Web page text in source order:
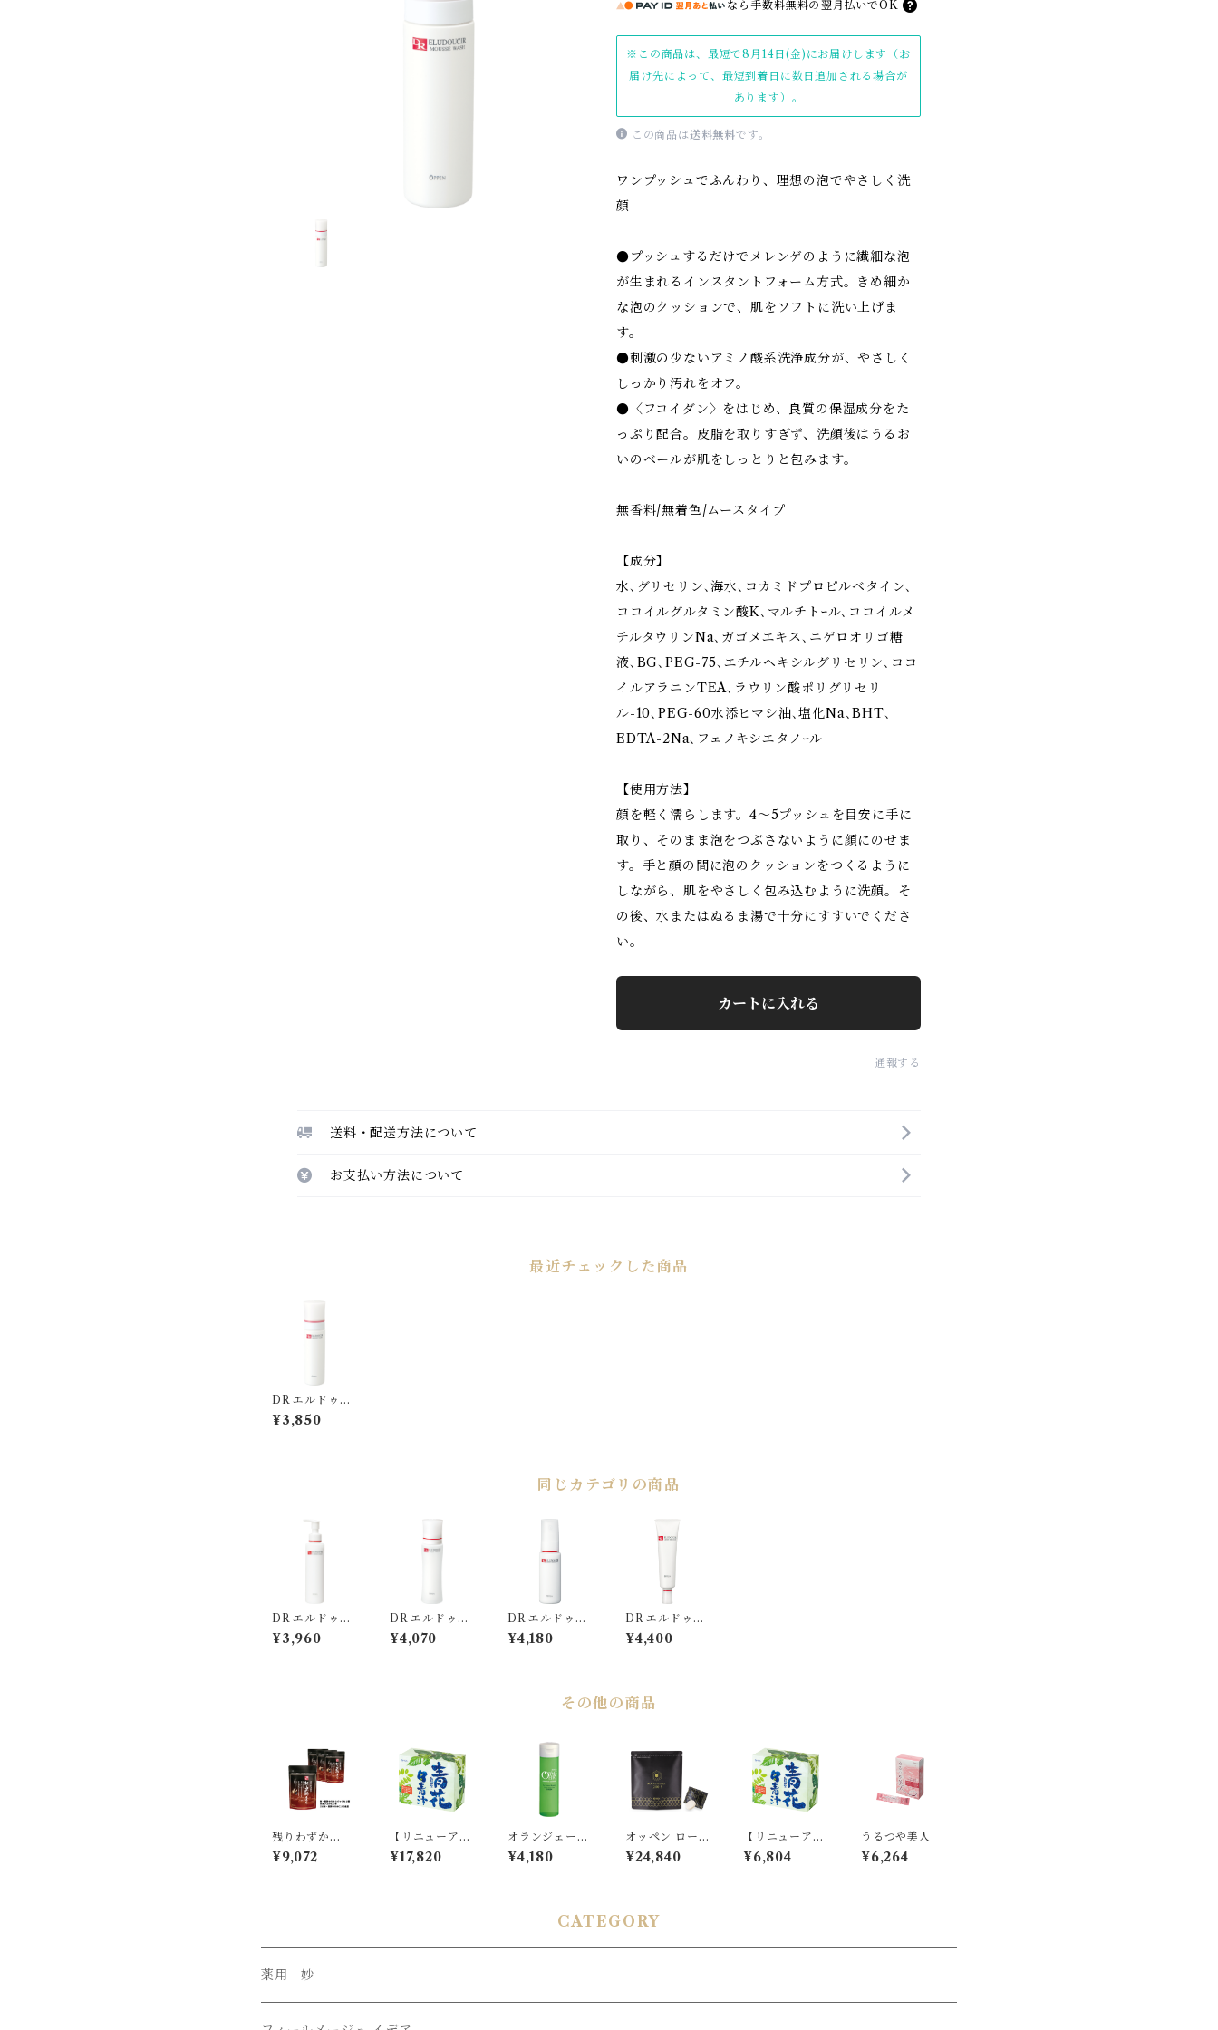
なら 手数料無料の 翌月払いでOK
※この商品は、最短で8月14日(金)にお届けします（お
届け先によって、最短到着日に数日追加される場合が
あります）。
この商品は送料無料です。
ワンプッシュでふんわり、理想の泡でやさしく洗
顔
●プッシュするだけでメレンゲのように繊細な泡
が生まれるインスタントフォーム方式。きめ細か
な泡のクッションで、肌をソフトに洗い上げま
す。
●刺激の少ないアミノ酸系洗浄成分が、やさしく
しっかり汚れをオフ。
●〈フコイダン〉をはじめ、良質の保湿成分をた
っぷり配合。皮脂を取りすぎず、洗顔後はうるお
いのベールが肌をしっとりと包みます。
無香料/無着色/ムースタイプ
【成分】
水､グリセリン､海水､コカミドプロピルベタイン､
ココイルグルタミン酸K､マルチトｰル､ココイルメ
チルタウリンNa､ガゴメエキス､ニゲロオリゴ糖
液､BG､PEG-75､エチルヘキシルグリセリン､ココ
イルアラニンTEA､ラウリン酸ポリグリセリ
ル-10､PEG-60水添ヒマシ油､塩化Na､BHT､
EDTA-2Na､フェノキシエタノｰル
【使用方法】
顔を軽く濡らします。4～5プッシュを目安に手に
取り、そのまま泡をつぶさないように顔にのせま
す。手と顔の間に泡のクッションをつくるように
しながら、肌をやさしく包み込むように洗顔。そ
の後、水またはぬるま湯で十分にすすいでくださ
い。
カートに入れる
通報する
送料・配送方法について
お支払い方法について
最近チェックした商品
DR エルドゥシ
ア ムースウォッ
シュ
¥3,850
同じカテゴリの商品
DR エルドゥシ
ア クレンジング
ミルキー
¥3,960
DR エルドゥシ
ア ジェリーウォ
ーター
¥4,070
DR エルドゥシ
ア モイストエマ
ルジョン
¥4,180
DR エルドゥシ
ア クリーミーモ
イスチャライザ
¥4,400
その他の商品
残りわずか
❗️【期間限定増
量中‼️】 新・黒
¥9,072
【リニューア
ル】青花青汁A
3箱入り
¥17,820
オランジェール
エッセンスロー
ション
¥4,180
オッペン ローヤ
ルゼリー 1200
f 3袋入り
¥24,840
【リニューア
ル】青花青汁A
¥6,804
うるつや美人
¥6,264
CATEGORY
薬用 妙